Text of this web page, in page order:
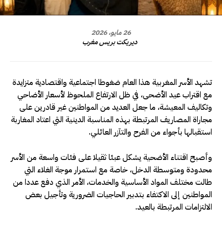
26 مايو، 2026
ديريكت بريس مغرب
تشهد الأسر المغربية هذا العام ضغوطا اجتماعية واقتصادية متزايدة
مع اقتراب عيد الأضحى، في ظل الارتفاع الملحوظ لأسعار الأضاحي
وتكاليف المعيشة، ما جعل العديد من المواطنين غير قادرين على
مجاراة المصاريف المرتبطة بهذه المناسبة الدينية التي اعتاد المغاربة
استقبالها بأجواء من الفرح والتآزر العائلي.
وأصبح اقتناء الأضحية يشكل عبئا ثقيلا على فئات واسعة من الأسر
محدودة ومتوسطة الدخل، خاصة مع استمرار موجة الغلاء التي
طالت مختلف المواد الأساسية والخدمات، الأمر الذي دفع عددا من
المواطنين إلى الاكتفاء بتدبير الحاجيات الضرورية وتأجيل بعض
الالتزامات المرتبطة بالعيد.